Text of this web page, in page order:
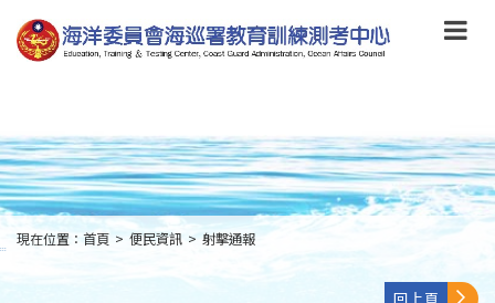
到
主
要
to
main
content
:::
現在位置： 首頁 > 便民資訊 > 射擊通報
回上頁